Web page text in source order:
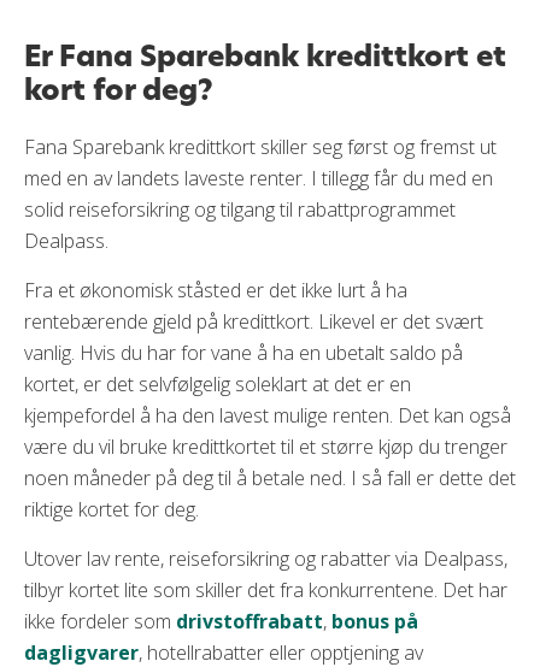
Er Fana Sparebank kredittkort et
kort for deg?
Fana Sparebank kredittkort skiller seg først og fremst ut
med en av landets laveste renter. I tillegg får du med en
solid reiseforsikring og tilgang til rabattprogrammet
Dealpass.
Fra et økonomisk ståsted er det ikke lurt å ha
rentebærende gjeld på kredittkort. Likevel er det svært
vanlig. Hvis du har for vane å ha en ubetalt saldo på
kortet, er det selvfølgelig soleklart at det er en
kjempefordel å ha den lavest mulige renten. Det kan også
være du vil bruke kredittkortet til et større kjøp du trenger
noen måneder på deg til å betale ned. I så fall er dette det
riktige kortet for deg.
Utover lav rente, reiseforsikring og rabatter via Dealpass,
tilbyr kortet lite som skiller det fra konkurrentene. Det har
ikke fordeler som drivstoffrabatt, bonus på
dagligvarer, hotellrabatter eller opptjening av